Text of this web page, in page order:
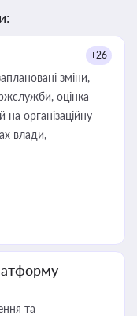
+26
зміни,
оцінка
на організаційну
влади,
та